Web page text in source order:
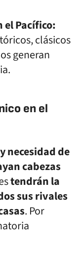
el Pacífico:
clásicos
generan
en el
necesidad de
cabezas
tendrán la
sus rivales
. Por